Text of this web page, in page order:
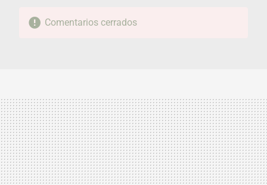
Comentarios cerrados